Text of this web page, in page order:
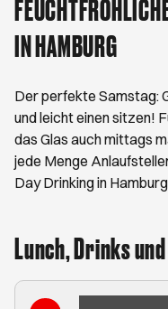
IN HAMBURG
Der perfekte Samstag:
und leicht einen sitzen!
das Glas auch mittags
jede Menge
Day Drinking in
Lunch, Drinks